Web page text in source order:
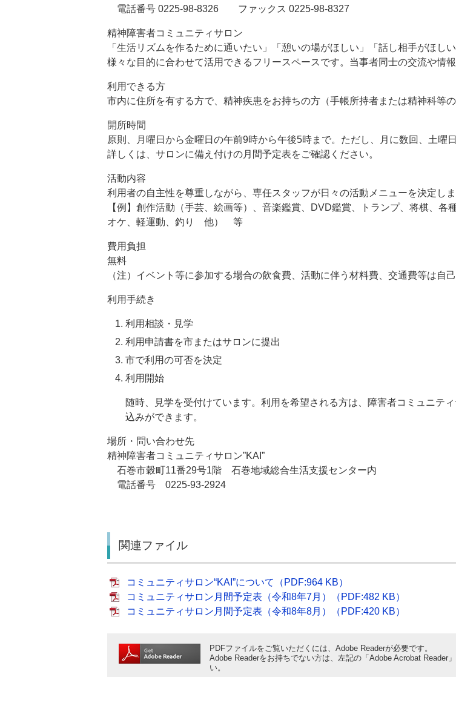
電話番号 0225-98-8326 ファックス 0225-98-8327
精神障害者コミュニティサロン
「生活リズムを作るために通いたい」「憩いの場がほしい」「話し相手がほし
様々な目的に合わせて活用できるフリースペースです。当事者同士の交流や情
利用できる方
市内に住所を有する方で、精神疾患をお持ちの方（手帳所持者または精神科等
開所時間
原則、月曜日から金曜日の午前9時から午後5時まで。ただし、月に数回、土曜
詳しくは、サロンに備え付けの月間予定表をご確認ください。
活動内容
利用者の自主性を尊重しながら、専任スタッフが日々の活動メニューを決定しま
【例】創作活動（手芸、絵画等）、音楽鑑賞、DVD鑑賞、トランプ、将棋、
オケ、軽運動、釣り 他） 等
費用負担
無料
（注）イベント等に参加する場合の飲食費、活動に伴う材料費、交通費等は自
利用手続き
利用相談・見学
利用申請書を市またはサロンに提出
市で利用の可否を決定
利用開始
随時、見学を受付けています。利用を希望される方は、障害者コミュニテ
込みができます。
場所・問い合わせ先
精神障害者コミュニティサロン”KAI”
石巻市穀町11番29号1階 石巻地域総合生活支援センター内
電話番号 0225-93-2924
関連ファイル
コミュニティサロン“KAI”について（PDF:964 KB）
コミュニティサロン月間予定表（令和8年7月）（PDF:482 KB）
コミュニティサロン月間予定表（令和8年8月）（PDF:420 KB）
PDFファイルをご覧いただくには、Adobe Readerが必要です。
Adobe Readerをお持ちでない方は、左記の「Adobe Acrobat Reader
い。